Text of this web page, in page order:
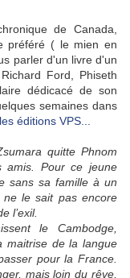
de Canada,
préféré ( le mien en
parler d'un livre d'un
Ford, Phiseth
dédicacé de son
semaines dans
les éditions VPS...
quitte Phnom
amis. Pour ce jeune
sans sa famille à un
le sait pas encore
l’exil.
le Cambodge,
maitrise de la langue
pour la France.
mais loin du rêve,